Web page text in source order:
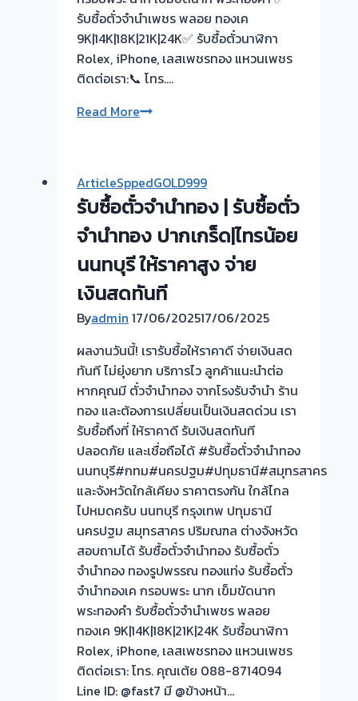
รับซื้อตั๋วจำนำเพชร พลอย ทองเค
9K|14K|18K|21K|24K✅ รับซื้อตั๋วนาฬิกา
Rolex, iPhone, เลสเพชรทอง แหวนเพชร
ติดต่อเรา:📞 โทร….
Read Moreรับ
ทอง
ยินดี
บริการ
💰
ประเมิน
หน้า
ตั๋ว
รับ
ไถ่ถอน
ถึง
โรง
จำนำ
ร้าน
ทอง
จ่าย
สด
ทันที
ไม่
ต้อง
รอ
จบไว
📌
ArticleSppedGOLD999
รับซื้อตั๋วจำนำทอง | รับซื้อตั่ว
จำนำทอง ปากเกร็ด|ไทรน้อย
นนทบุรี ให้ราคาสูง จ่าย
เงินสดทันที
Byadmin 17/06/202517/06/2025
ผลงานวันนี้! เรารับซื้อให้ราคาดี จ่ายเงินสด
ทันที ไม่ยุ่งยาก บริการไว ลูกค้าแนะนำต่อ
หากคุณมี ตั๋วจำนำทอง จากโรงรับจำนำ ร้าน
ทอง และต้องการเปลี่ยนเป็นเงินสดด่วน เรา
รับซื้อถึงที่ ให้ราคาดี รับเงินสดทันที
ปลอดภัย และเชื่อถือได้ #รับซื้อตั๋วจำนำทอง
นนทบุรี#กทม#นครปฐม#ปทุมธานี#สมุทรสาคร
และจังหวัดใกล้เคียง ราคาตรงกัน ใกล้ไกล
ไปหมดครับ นนทบุรี กรุงเทพ ปทุมธานี
นครปฐม สมุทรสาคร ปริมณฑล ต่างจังหวัด
สอบถามได้ รับซื้อตั๋วจำนำทอง รับซื้อตั๋ว
จำนำทอง ทองรูปพรรณ ทองแท่ง รับซื้อตั๋ว
จำนำทองเค กรอบพระ นาก เข็มขัดนาก
พระทองคำ รับซื้อตั๋วจำนำเพชร พลอย
ทองเค 9K|14K|18K|21K|24K รับซื้อนาฬิกา
Rolex, iPhone, เลสเพชรทอง แหวนเพชร
ติดต่อเรา: โทร. คุณเต้ย 088-8714094
Line ID: @fast7 มี @ข้างหน้า…